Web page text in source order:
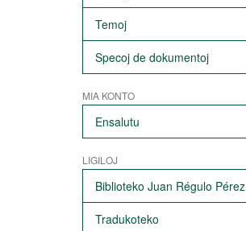
Temoj
Specoj de dokumentoj
MIA KONTO
Ensalutu
LIGILOJ
Biblioteko Juan Régulo Pérez
Tradukoteko